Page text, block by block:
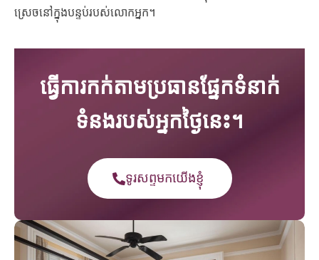
ស្រេចនៅក្នុងបន្ទប់របស់លោកអ្នក។
ធ្វើការកក់តាមប្រធានផ្នែកទំនាក់
ទំនងរបស់អ្នកថ្ងៃនេះ។
ទូរសព្ទមកយើងខ្ញុំ